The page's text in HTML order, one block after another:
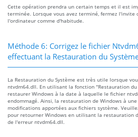
Cette opération prendra un certain temps et il est
terminée. Lorsque vous avez terminé, fermez l'invite
l'ordinateur comme d'habitude.
Méthode 6: Corrigez le fichier
effectuant la Restauration du
La Restauration du Système est très utile lorsque
ntvdm64.dll. En utilisant la fonction "Restauration du
restaurer Windows à la date à laquelle le fichier
endommagé. Ainsi, la restauration de Windows à
modifications apportées aux fichiers système.
pour retourner Windows en utilisant la restauration
de l'erreur ntvdm64.dll.